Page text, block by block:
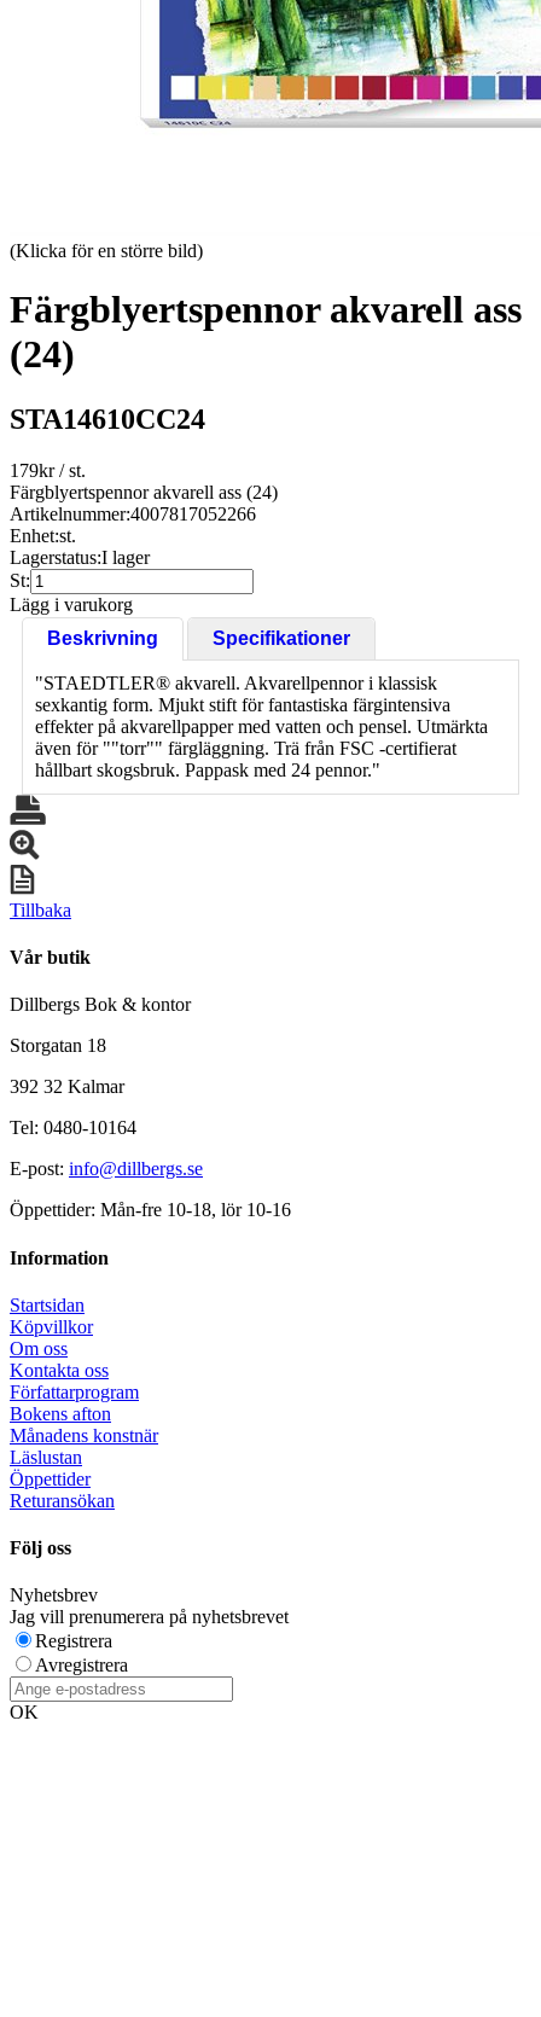
(Klicka för en större bild)
Färgblyertspennor akvarell ass
(24)
STA14610CC24
179kr/ st.
Färgblyertspennor akvarell ass (24)
Artikelnummer:4007817052266
Enhet:st.
Lagerstatus:I lager
St:
Lägg i varukorg
Beskrivning
Specifikationer
"STAEDTLER® akvarell. Akvarellpennor i klassisk
sexkantig form. Mjukt stift för fantastiska färgintensiva
effekter på akvarellpapper med vatten och pensel. Utmärkta
även för ""torr"" färgläggning. Trä från FSC -certifierat
hållbart skogsbruk. Pappask med 24 pennor."
Tillbaka
Vår butik
Dillbergs Bok & kontor
Storgatan 18
392 32 Kalmar
Tel: 0480-10164
E-post: info@dillbergs.se
Öppettider: Mån-fre 10-18, lör 10-16
Information
Startsidan
Köpvillkor
Om oss
Kontakta oss
Författarprogram
Bokens afton
Månadens konstnär
Läslustan
Öppettider
Returansökan
Följ oss
Nyhetsbrev
Jag vill prenumerera på nyhetsbrevet
Registrera
Avregistrera
OK